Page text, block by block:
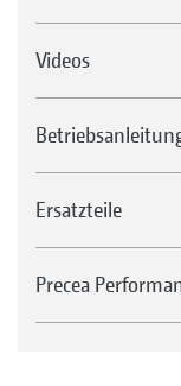
Videos
Ersatzteile
Precea